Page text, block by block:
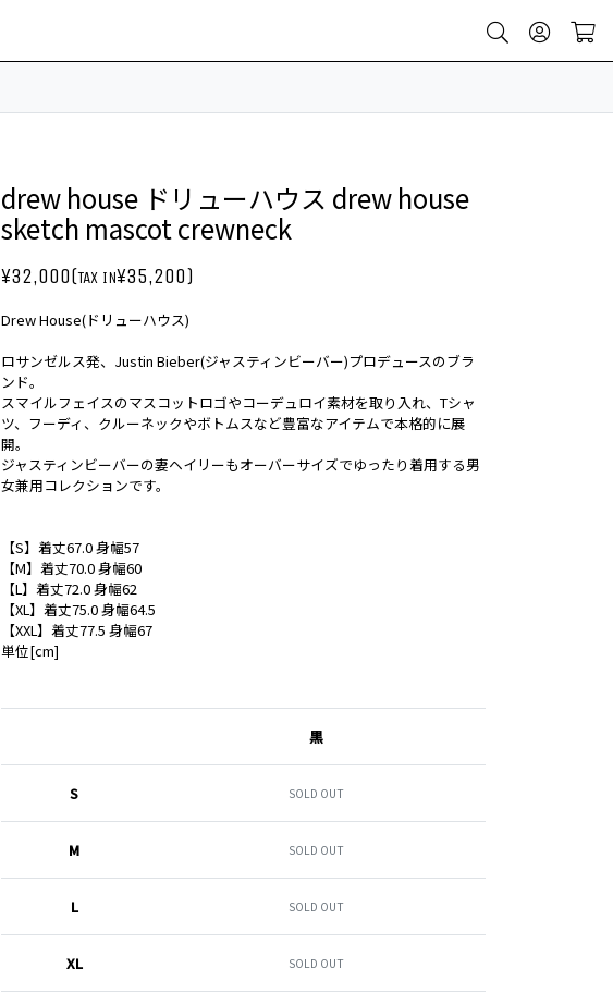
drew house ドリューハウス drew house
sketch mascot crewneck
¥32,000(TAX IN¥35,200)
Drew House(ドリューハウス)
ロサンゼルス発、Justin Bieber(ジャスティンビーバー)プロデュースのブラ
ンド。
スマイルフェイスのマスコットロゴやコーデュロイ素材を取り入れ、Tシャ
ツ、フーディ、クルーネックやボトムスなど豊富なアイテムで本格的に展
開。
ジャスティンビーバーの妻ヘイリーもオーバーサイズでゆったり着用する男
女兼用コレクションです。
【S】着丈67.0 身幅57
【M】着丈70.0 身幅60
【L】着丈72.0 身幅62
【XL】着丈75.0 身幅64.5
【XXL】着丈77.5 身幅67
単位[cm]
黒
S SOLD OUT
M SOLD OUT
L SOLD OUT
XL SOLD OUT